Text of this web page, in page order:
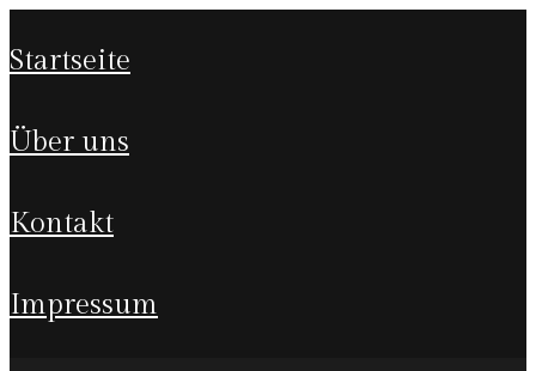
startseite
über uns
kontakt
impressum